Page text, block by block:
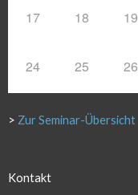
17 18 19
24 25 26
> Zur Seminar-Übersicht
Kontakt